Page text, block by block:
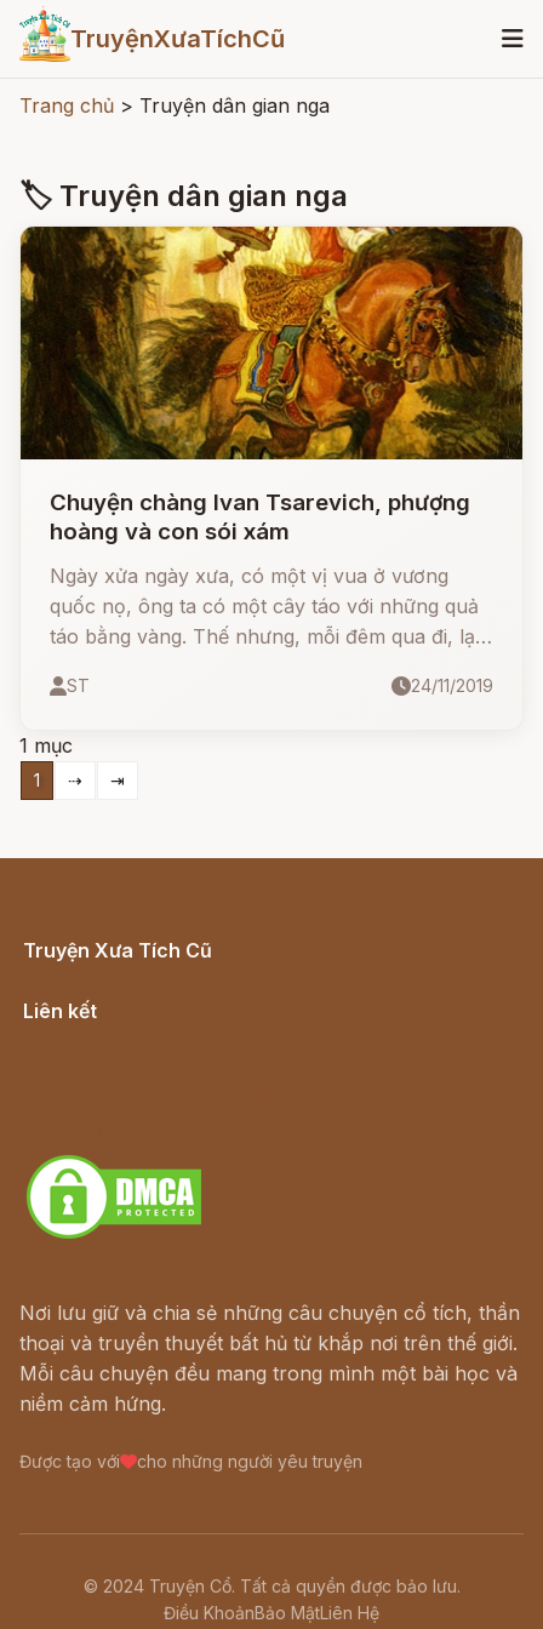
TruyệnXưaTíchCũ
Trang chủ > Truyện dân gian nga
🏷 Truyện dân gian nga
Chuyện chàng Ivan Tsarevich, phượng
hoàng và con sói xám
Ngày xửa ngày xưa, có một vị vua ở vương
quốc nọ, ông ta có một cây táo với những quả
táo bằng vàng. Thế nhưng, mỗi đêm qua đi, lại
ST 24/11/2019
1 mục
1 ⇢ ⇥
Truyện Xưa Tích Cũ
Liên kết
Nơi lưu giữ và chia sẻ những câu chuyện cổ tích, thần
thoại và truyền thuyết bất hủ từ khắp nơi trên thế giới.
Mỗi câu chuyện đều mang trong mình một bài học và
niềm cảm hứng.
Được tạo với cho những người yêu truyện
© 2024 Truyện Cổ. Tất cả quyền được bảo lưu.
Điều KhoảnBảo MậtLiên Hệ